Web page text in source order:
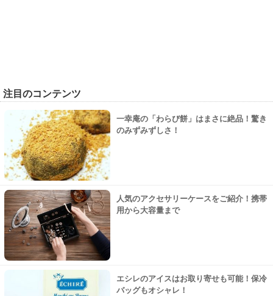
注目のコンテンツ
一幸庵の「わらび餅」はまさに絶品！驚き
のみずみずしさ！
人気のアクセサリーケースをご紹介！携帯
用から大容量まで
エシレのアイスはお取り寄せも可能！保冷
バッグもオシャレ！